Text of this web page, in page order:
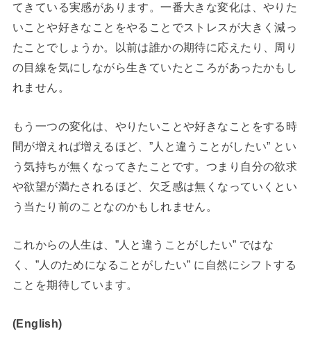
てきている実感があります。一番大きな変化は、やりた
いことや好きなことをやることでストレスが大きく減っ
たことでしょうか。以前は誰かの期待に応えたり、周り
の目線を気にしながら生きていたところがあったかもし
れません。
もう一つの変化は、やりたいことや好きなことをする時
間が増えれば増えるほど、”人と違うことがしたい” とい
う気持ちが無くなってきたことです。つまり自分の欲求
や欲望が満たされるほど、欠乏感は無くなっていくとい
う当たり前のことなのかもしれません。
これからの人生は、”人と違うことがしたい” ではな
く、”人のためになることがしたい” に自然にシフトする
ことを期待しています。
(English)